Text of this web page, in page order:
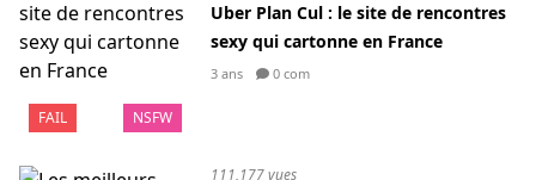
FAIL NSFW
Uber Plan Cul : le site de rencontres
sexy qui cartonne en France
3 ans 0 com
111,177 vues